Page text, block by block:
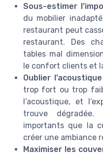
Sous-estimer
du mobilier
restaurant peut
restaurant. Des
tables mal
le confort clients et
Oublier
trop fort ou trop
l’acoustique, et
trouve
importants que la
créer une ambiance
Maximiser les